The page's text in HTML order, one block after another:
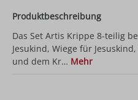
Produktbeschreibung
Das Set Artis Krippe 8-teilig
Jesukind, Wiege für
und dem Kr… Mehr